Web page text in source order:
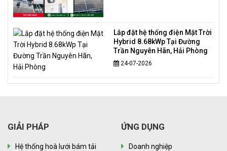
Lắp đặt hệ thống điện Mặt Trời
Hybrid 8.68kWp Tại Đường
Trần Nguyên Hãn, Hải Phòng
24-07-2026
GIẢI PHÁP
Hệ thống hoà lưới bám tải
ỨNG DỤNG
Doanh nghiệp